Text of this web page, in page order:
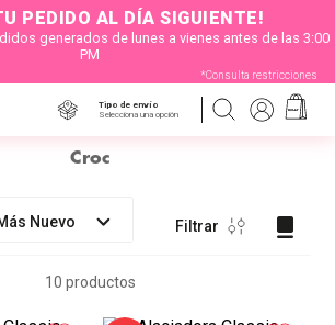
PEDIDO AL DÍA SIGUIENTE!
generados de lunes a vienes antes de las 3:00
PM
*Consulta restricciones
Tipo de envío
Selecciona una opción
Croc
Nuevo Filtrar
10 productos